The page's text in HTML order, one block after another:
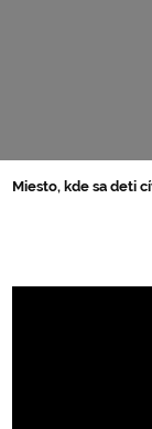
Miesto, kde sa deti